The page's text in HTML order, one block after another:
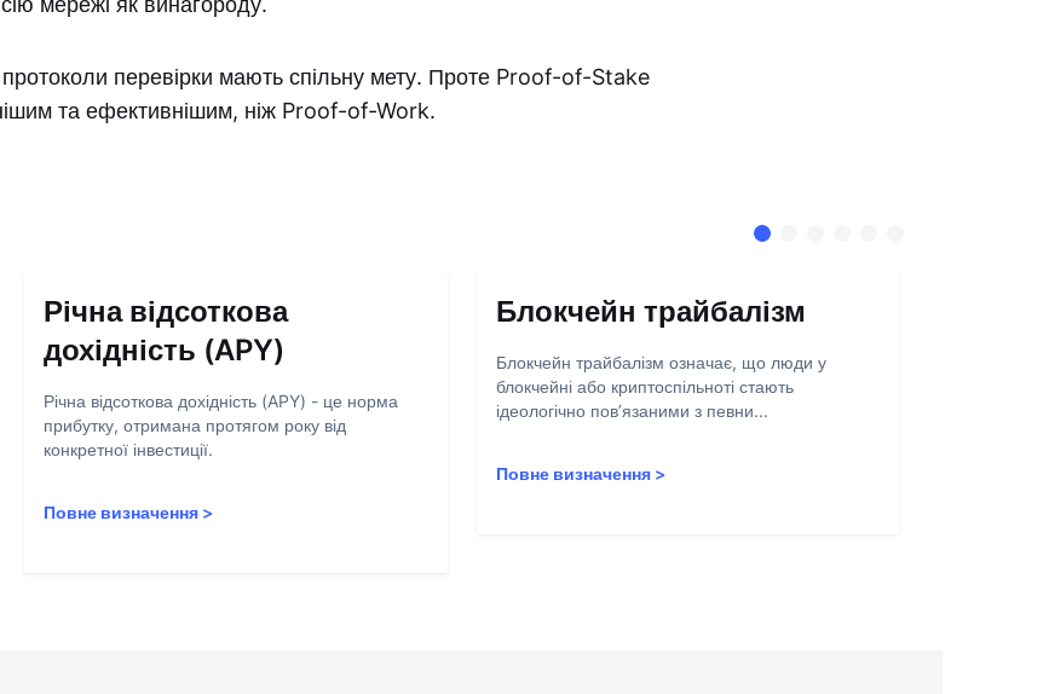
перевірки мають спільну мету. Проте Proof-of-Stake
та ефективнішим, ніж Proof-of-Work.
Річна відсоткова
дохідність (APY)
Річна відсоткова дохідність (APY) - це норма
прибутку, отримана протягом року від
конкретної інвестиції.
Повне визначення >
Блокчейн трайбалізм
Блокчейн трайбалізм означає, що люди у
блокчейні або криптоспільноті стають
ідеологічно пов’язаними з певни...
Повне визначення>